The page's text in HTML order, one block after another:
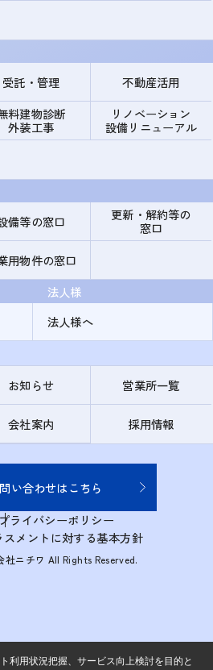
受託・管理 不動産活用
料建物診断
外装工事
リノベーション
設備リニューアル
備等の窓口
更新・解約等の
窓口
用物件の窓口
法人様
法人様へ
お知らせ 営業所一覧
会社案内 採用情報
い合わせはこちら
プライバシーポリシー
スメントに対する基本方針
ニチワ All Rights Reserved.
利用状況把握、サービス向上検討を目的と